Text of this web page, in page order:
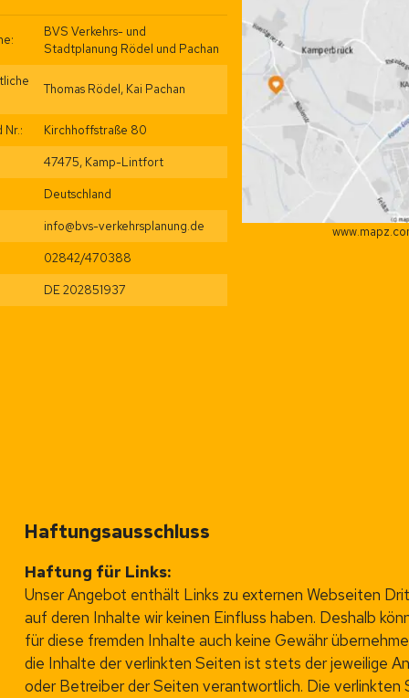
BVS Verkehrs- und
Stadtplanung Rödel und Pachan
Thomas Rödel, Kai Pachan
Nr.: Kirchhoffstraße 80
47475, Kamp-Lintfort
Deutschland
info@bvs-verkehrsplanung.de
02842/470388
DE 202851937
Haftungsausschluss
Haftung für Links:
Unser Angebot enthält Links zu externen Webseiten
auf deren Inhalte wir keinen Einfluss haben. Deshalb
für diese fremden Inhalte auch keine Gewähr
die Inhalte der verlinkten Seiten ist stets der jeweilige
oder Betreiber der Seiten verantwortlich. Die verlinkten